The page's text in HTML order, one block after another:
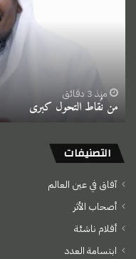
منذ 3 دقائق
من نُقاط التحول كبرى
التصنيفات
آفاق في عين العالم
أصحاب الأثر
أقلام ناشئة
ابتسامة العدد